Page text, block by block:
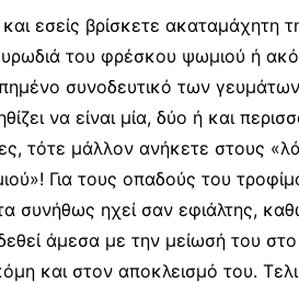
εσείς βρίσκετε ακαταμάχητη
του φρέσκου ψωμιού ή
συνοδευτικό των
να είναι μία, δύο ή και
τότε μάλλον ανήκετε στους
Για τους οπαδούς του
συνήθως ηχεί σαν εφιάλτης,
άμεσα με την μείωσή του
και στον αποκλεισμό του.